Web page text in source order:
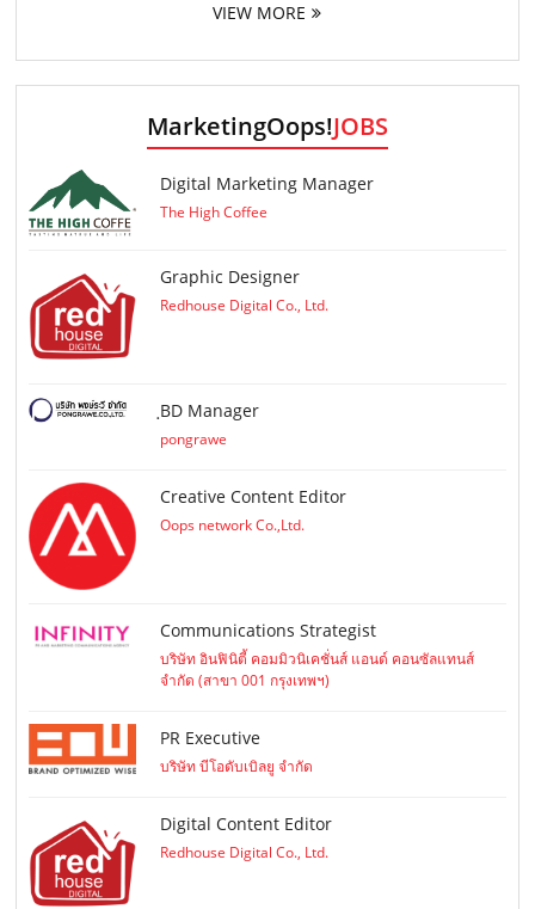
VIEW MORE
MarketingOops!JOBS
Digital Marketing Manager
The High Coffee
Graphic Designer
Redhouse Digital Co., Ltd.
ฺBD Manager
pongrawe
Creative Content Editor
Oops network Co.,Ltd.
Communications Strategist
บริษัท อินฟินิตี้ คอมมิวนิเคชั่นส์ แอนด์ คอนซัลแทนส์
จำกัด (สาขา 001 กรุงเทพฯ)
PR Executive
บริษัท บีโอดับเบิลยู จำกัด
Digital Content Editor
Redhouse Digital Co., Ltd.